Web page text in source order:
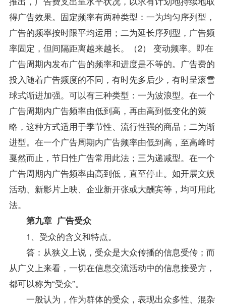
得广告效果。固定频率有两种类型：一为均匀序列型，
广告的频率按时限平均运用；二为延长序列型，广告频
率固定，但间隔距离越来越长。（2） 变动频率。即在
广告周期内发布广告的频率和进度是不等的。广告费的
投入随着广告频度的不同，有时先多后少，有时呈滚雪
球式渐进加强。可以有三种类型：一为波浪型。在一个
广告周期内广告频率由低到高，再由高到低变化的策
略，这种方式适用于季节性、流行性强的商品；二为渐
进型。在一个广告周期内广告频率由低到高，至高峰时
戛然而止，节日性广告常用此法；三为递减型。在一个
广告周期内广告频率由高到低，直至停止。如开展文娱
活动、新影片上映、企业新开张或大酬宾等，均可用此
法。
第九章 广告受众
1、受众的含义和特点。
答：从狭义上说，受众是大众传播的信息受传；而
从广义上来看，一切在信息交流活动中的信息接受方，
都可以称为“受众”。
一般认为，作为群体的受众，表现出众多性、混杂